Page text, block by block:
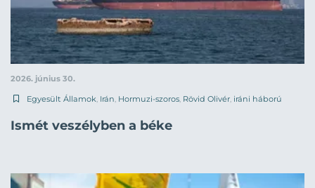
2026. június 30.
Egyesült Államok Irán Hormuzi-szoros Rövid Olivér iráni háború
Ismét veszélyben a béke